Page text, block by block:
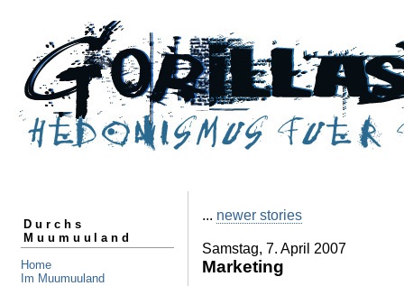
Durchs
Muumuuland
Home
Im Muumuuland
... newer stories
Samstag, 7. April 2007
Marketing